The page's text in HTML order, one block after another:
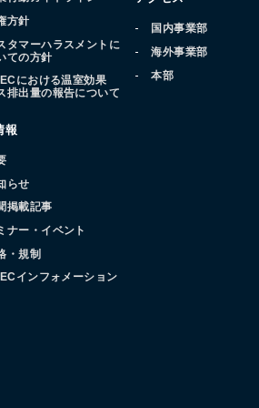
方針
タマーハラスメントに
ての方針
における温室効果
排出量の報告について
報
らせ
掲載記事
ナー・イベント
・規制
インフォメーション
国内事業部
海外事業部
本部